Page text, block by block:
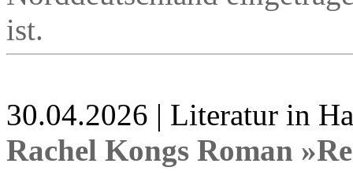
ist.
30.04.2026 | Literatur in
Rachel Kongs Roman